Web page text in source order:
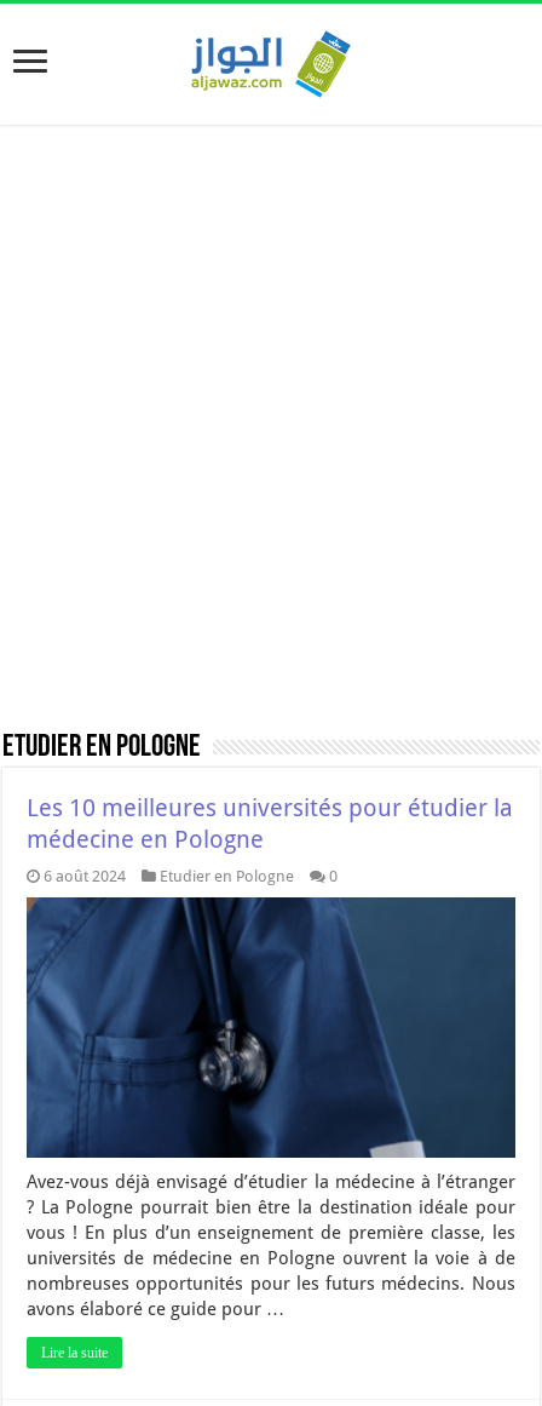
Etudier en Pologne
Les 10 meilleures universités pour étudier la
médecine en Pologne
6 août 2024 Etudier en Pologne 0
Avez-vous déjà envisagé d’étudier la médecine à l’étranger
? La Pologne pourrait bien être la destination idéale pour
vous ! En plus d’un enseignement de première classe, les
universités de médecine en Pologne ouvrent la voie à de
nombreuses opportunités pour les futurs médecins. Nous
avons élaboré ce guide pour …
Lire la suite